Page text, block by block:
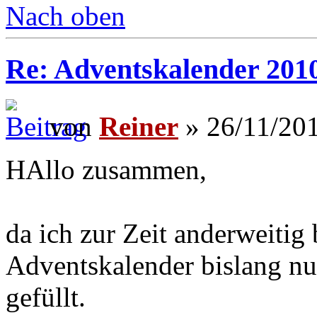
Nach oben
Re: Adventskalender
von Reiner » 26/11/
HAllo zusammen,
da ich zur Zeit anderweitig
Adventskalender bislang
gefüllt.